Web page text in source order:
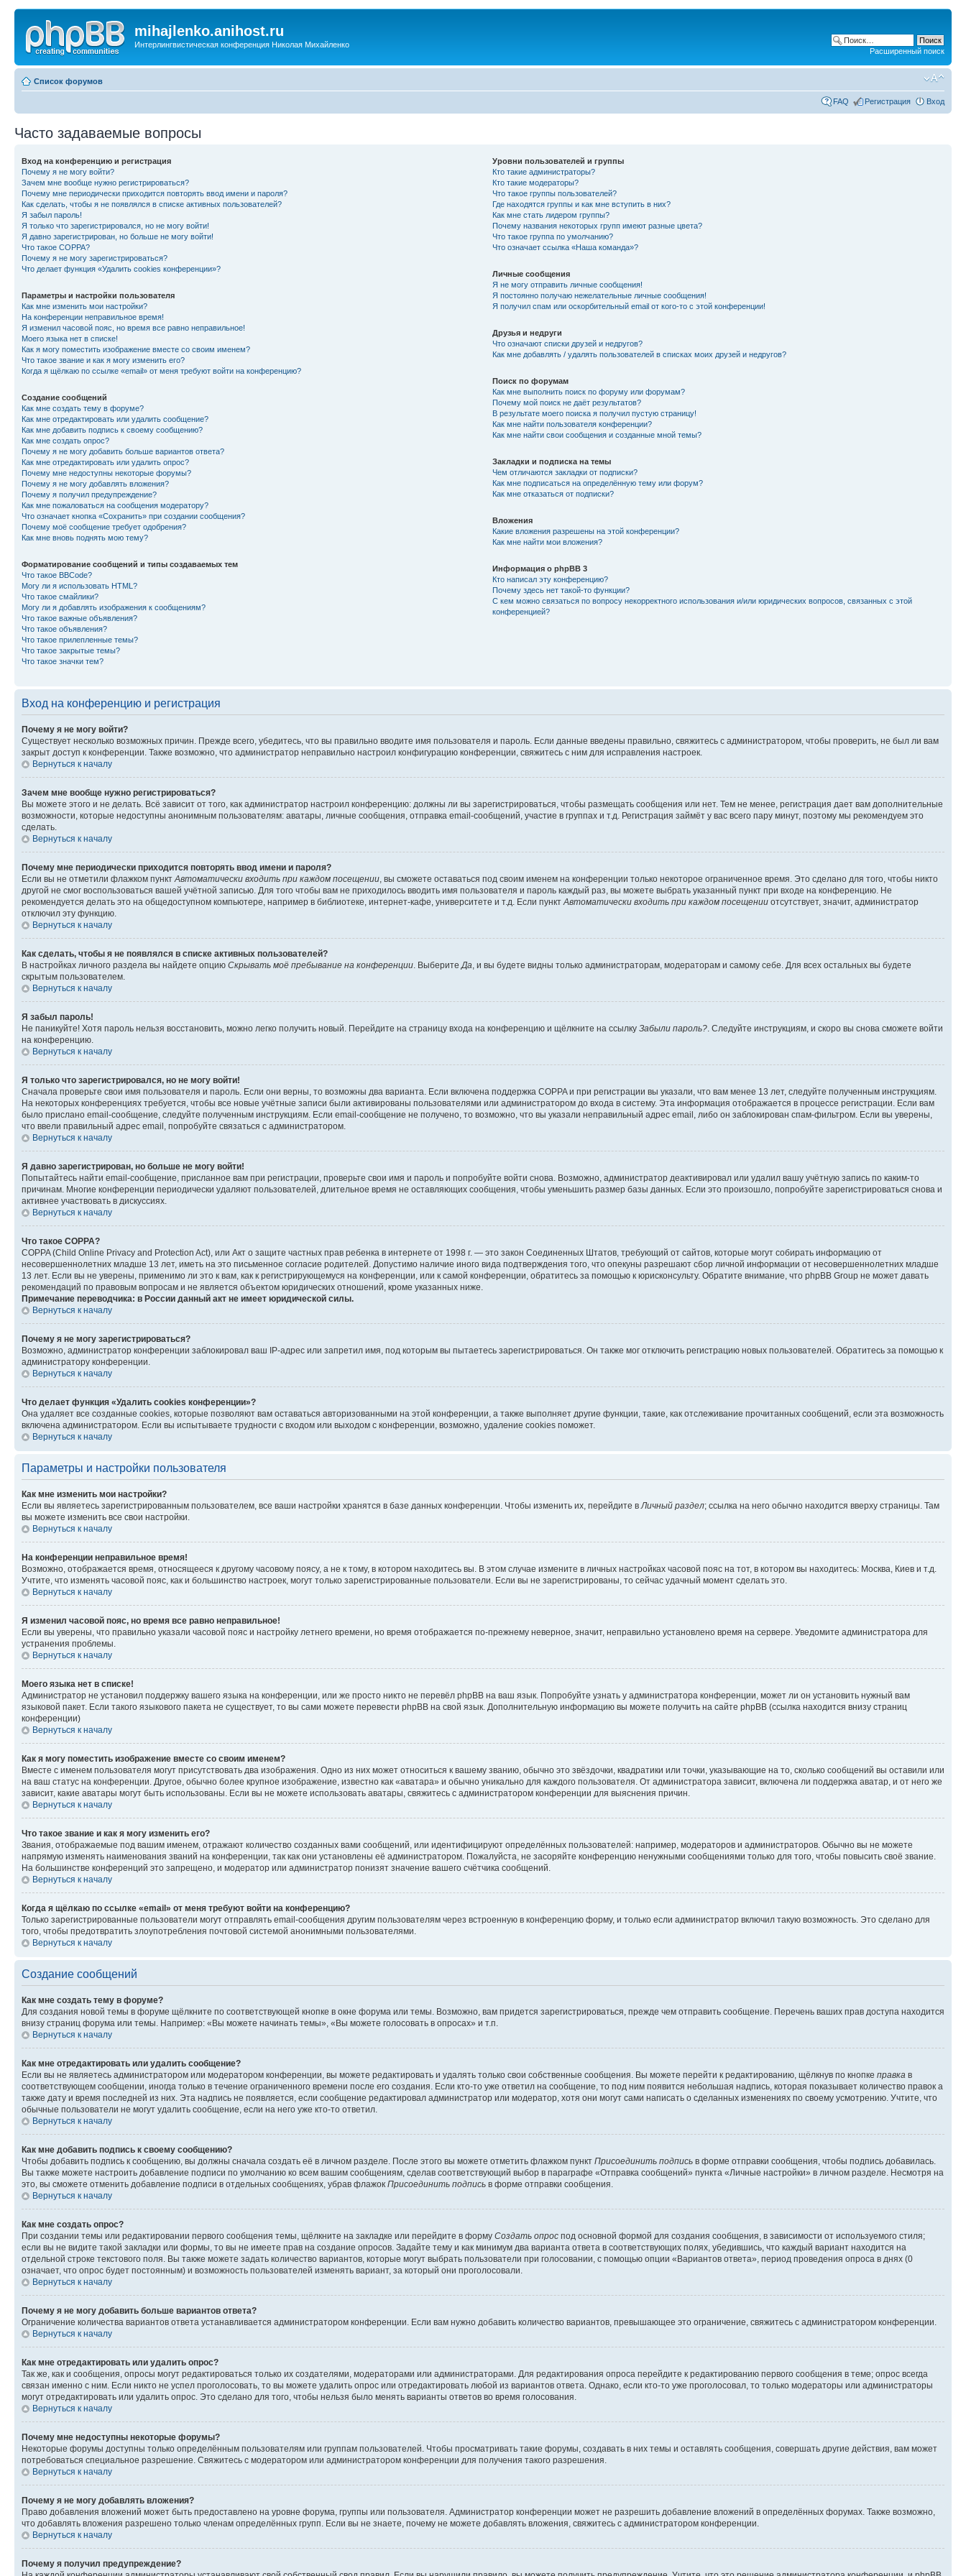
mihajlenko.anihost.ru
Интерлингвистическая конференция Николая Михайленко
Расширенный поиск
Список форумов
FAQ Регистрация Вход
Часто задаваемые вопросы
Вход на конференцию и регистрация
Почему я не могу войти?
Зачем мне вообще нужно регистрироваться?
Почему мне периодически приходится повторять ввод имени и пароля?
Как сделать, чтобы я не появлялся в списке активных пользователей?
Я забыл пароль!
Я только что зарегистрировался, но не могу войти!
Я давно зарегистрирован, но больше не могу войти!
Что такое COPPA?
Почему я не могу зарегистрироваться?
Что делает функция «Удалить cookies конференции»?
Параметры и настройки пользователя
Как мне изменить мои настройки?
На конференции неправильное время!
Я изменил часовой пояс, но время все равно неправильное!
Моего языка нет в списке!
Как я могу поместить изображение вместе со своим именем?
Что такое звание и как я могу изменить его?
Когда я щёлкаю по ссылке «email» от меня требуют войти на конференцию?
Создание сообщений
Как мне создать тему в форуме?
Как мне отредактировать или удалить сообщение?
Как мне добавить подпись к своему сообщению?
Как мне создать опрос?
Почему я не могу добавить больше вариантов ответа?
Как мне отредактировать или удалить опрос?
Почему мне недоступны некоторые форумы?
Почему я не могу добавлять вложения?
Почему я получил предупреждение?
Как мне пожаловаться на сообщения модератору?
Что означает кнопка «Сохранить» при создании сообщения?
Почему моё сообщение требует одобрения?
Как мне вновь поднять мою тему?
Форматирование сообщений и типы создаваемых тем
Что такое BBCode?
Могу ли я использовать HTML?
Что такое смайлики?
Могу ли я добавлять изображения к сообщениям?
Что такое важные объявления?
Что такое объявления?
Что такое прилепленные темы?
Что такое закрытые темы?
Что такое значки тем?
Уровни пользователей и группы
Кто такие администраторы?
Кто такие модераторы?
Что такое группы пользователей?
Где находятся группы и как мне вступить в них?
Как мне стать лидером группы?
Почему названия некоторых групп имеют разные цвета?
Что такое группа по умолчанию?
Что означает ссылка «Наша команда»?
Личные сообщения
Я не могу отправить личные сообщения!
Я постоянно получаю нежелательные личные сообщения!
Я получил спам или оскорбительный email от кого-то с этой конференции!
Друзья и недруги
Что означают списки друзей и недругов?
Как мне добавлять / удалять пользователей в списках моих друзей и недругов?
Поиск по форумам
Как мне выполнить поиск по форуму или форумам?
Почему мой поиск не даёт результатов?
В результате моего поиска я получил пустую страницу!
Как мне найти пользователя конференции?
Как мне найти свои сообщения и созданные мной темы?
Закладки и подписка на темы
Чем отличаются закладки от подписки?
Как мне подписаться на определённую тему или форум?
Как мне отказаться от подписки?
Вложения
Какие вложения разрешены на этой конференции?
Как мне найти мои вложения?
Информация о phpBB 3
Кто написал эту конференцию?
Почему здесь нет такой-то функции?
С кем можно связаться по вопросу некорректного использования и/или юридических вопросов, связанных с этой
конференцией?
Вход на конференцию и регистрация
Почему я не могу войти?
Существует несколько возможных причин. Прежде всего, убедитесь, что вы правильно вводите имя пользователя и пароль. Если данные введены правильно, свяжитесь с администратором, чтобы проверить, не был ли вам
закрыт доступ к конференции. Также возможно, что администратор неправильно настроил конфигурацию конференции, свяжитесь с ним для исправления настроек.
Вернуться к началу
Зачем мне вообще нужно регистрироваться?
Вы можете этого и не делать. Всё зависит от того, как администратор настроил конференцию: должны ли вы зарегистрироваться, чтобы размещать сообщения или нет. Тем не менее, регистрация дает вам дополнительные
возможности, которые недоступны анонимным пользователям: аватары, личные сообщения, отправка email-сообщений, участие в группах и т.д. Регистрация займёт у вас всего пару минут, поэтому мы рекомендуем это
сделать.
Вернуться к началу
Почему мне периодически приходится повторять ввод имени и пароля?
Если вы не отметили флажком пункт Автоматически входить при каждом посещении , вы сможете оставаться под своим именем на конференции только некоторое ограниченное время. Это сделано для того, чтобы никто
другой не смог воспользоваться вашей учётной записью. Для того чтобы вам не приходилось вводить имя пользователя и пароль каждый раз, вы можете выбрать указанный пункт при входе на конференцию. Не
рекомендуется делать это на общедоступном компьютере, например в библиотеке, интернет-кафе, университете и т.д. Если пункт Автоматически входить при каждом посещении отсутствует, значит, администратор
отключил эту функцию.
Вернуться к началу
Как сделать, чтобы я не появлялся в списке активных пользователей?
В настройках личного раздела вы найдете опцию Скрывать моё пребывание на конференции . Выберите Да , и вы будете видны только администраторам, модераторам и самому себе. Для всех остальных вы будете
скрытым пользователем.
Вернуться к началу
Я забыл пароль!
Не паникуйте! Хотя пароль нельзя восстановить, можно легко получить новый. Перейдите на страницу входа на конференцию и щёлкните на ссылку Забыли пароль? . Следуйте инструкциям, и скоро вы снова сможете войти
на конференцию.
Вернуться к началу
Я только что зарегистрировался, но не могу войти!
Сначала проверьте свои имя пользователя и пароль. Если они верны, то возможны два варианта. Если включена поддержка COPPA и при регистрации вы указали, что вам менее 13 лет, следуйте полученным инструкциям.
На некоторых конференциях требуется, чтобы все новые учётные записи были активированы пользователями или администратором до входа в систему. Эта информация отображается в процессе регистрации. Если вам
было прислано email-сообщение, следуйте полученным инструкциям. Если email-сообщение не получено, то возможно, что вы указали неправильный адрес email, либо он заблокирован спам-фильтром. Если вы уверены,
что ввели правильный адрес email, попробуйте связаться с администратором.
Вернуться к началу
Я давно зарегистрирован, но больше не могу войти!
Попытайтесь найти email-сообщение, присланное вам при регистрации, проверьте свои имя и пароль и попробуйте войти снова. Возможно, администратор деактивировал или удалил вашу учётную запись по каким-то
причинам. Многие конференции периодически удаляют пользователей, длительное время не оставляющих сообщения, чтобы уменьшить размер базы данных. Если это произошло, попробуйте зарегистрироваться снова и
активнее участвовать в дискуссиях.
Вернуться к началу
Что такое COPPA?
COPPA (Child Online Privacy and Protection Act), или Акт о защите частных прав ребенка в интернете от 1998 г. — это закон Соединенных Штатов, требующий от сайтов, которые могут собирать информацию от
несовершеннолетних младше 13 лет, иметь на это письменное согласие родителей. Допустимо наличие иного вида подтверждения того, что опекуны разрешают сбор личной информации от несовершеннолетних младше
13 лет. Если вы не уверены, применимо ли это к вам, как к регистрирующемуся на конференции, или к самой конференции, обратитесь за помощью к юрисконсульту. Обратите внимание, что phpBB Group не может давать
рекомендаций по правовым вопросам и не является объектом юридических отношений, кроме указанных ниже.
Примечание переводчика: в России данный акт не имеет юридической силы.
Вернуться к началу
Почему я не могу зарегистрироваться?
Возможно, администратор конференции заблокировал ваш IP-адрес или запретил имя, под которым вы пытаетесь зарегистрироваться. Он также мог отключить регистрацию новых пользователей. Обратитесь за помощью к
администратору конференции.
Вернуться к началу
Что делает функция «Удалить cookies конференции»?
Она удаляет все созданные cookies, которые позволяют вам оставаться авторизованными на этой конференции, а также выполняет другие функции, такие, как отслеживание прочитанных сообщений, если эта возможность
включена администратором. Если вы испытываете трудности с входом или выходом с конференции, возможно, удаление cookies поможет.
Вернуться к началу
Параметры и настройки пользователя
Как мне изменить мои настройки?
Если вы являетесь зарегистрированным пользователем, все ваши настройки хранятся в базе данных конференции. Чтобы изменить их, перейдите в Личный раздел; ссылка на него обычно находится вверху страницы. Там
вы можете изменить все свои настройки.
Вернуться к началу
На конференции неправильное время!
Возможно, отображается время, относящееся к другому часовому поясу, а не к тому, в котором находитесь вы. В этом случае измените в личных настройках часовой пояс на тот, в котором вы находитесь: Москва, Киев и т.д.
Учтите, что изменять часовой пояс, как и большинство настроек, могут только зарегистрированные пользователи. Если вы не зарегистрированы, то сейчас удачный момент сделать это.
Вернуться к началу
Я изменил часовой пояс, но время все равно неправильное!
Если вы уверены, что правильно указали часовой пояс и настройку летнего времени, но время отображается по-прежнему неверное, значит, неправильно установлено время на сервере. Уведомите администратора для
устранения проблемы.
Вернуться к началу
Моего языка нет в списке!
Администратор не установил поддержку вашего языка на конференции, или же просто никто не перевёл phpBB на ваш язык. Попробуйте узнать у администратора конференции, может ли он установить нужный вам
языковой пакет. Если такого языкового пакета не существует, то вы сами можете перевести phpBB на свой язык. Дополнительную информацию вы можете получить на сайте phpBB (ссылка находится внизу страниц
конференции)
Вернуться к началу
Как я могу поместить изображение вместе со своим именем?
Вместе с именем пользователя могут присутствовать два изображения. Одно из них может относиться к вашему званию, обычно это звёздочки, квадратики или точки, указывающие на то, сколько сообщений вы оставили или
на ваш статус на конференции. Другое, обычно более крупное изображение, известно как «аватара» и обычно уникально для каждого пользователя. От администратора зависит, включена ли поддержка аватар, и от него же
зависит, какие аватары могут быть использованы. Если вы не можете использовать аватары, свяжитесь с администратором конференции для выяснения причин.
Вернуться к началу
Что такое звание и как я могу изменить его?
Звания, отображаемые под вашим именем, отражают количество созданных вами сообщений, или идентифицируют определённых пользователей: например, модераторов и администраторов. Обычно вы не можете
напрямую изменять наименования званий на конференции, так как они установлены её администратором. Пожалуйста, не засоряйте конференцию ненужными сообщениями только для того, чтобы повысить своё звание.
На большинстве конференций это запрещено, и модератор или администратор понизят значение вашего счётчика сообщений.
Вернуться к началу
Когда я щёлкаю по ссылке «email» от меня требуют войти на конференцию?
Только зарегистрированные пользователи могут отправлять email-сообщения другим пользователям через встроенную в конференцию форму, и только если администратор включил такую возможность. Это сделано для
того, чтобы предотвратить злоупотребления почтовой системой анонимными пользователями.
Вернуться к началу
Создание сообщений
Как мне создать тему в форуме?
Для создания новой темы в форуме щёлкните по соответствующей кнопке в окне форума или темы. Возможно, вам придется зарегистрироваться, прежде чем отправить сообщение. Перечень ваших прав доступа находится
внизу страниц форума или темы. Например: «Вы можете начинать темы», «Вы можете голосовать в опросах» и т.п.
Вернуться к началу
Как мне отредактировать или удалить сообщение?
Если вы не являетесь администратором или модератором конференции, вы можете редактировать и удалять только свои собственные сообщения. Вы можете перейти к редактированию, щёлкнув по кнопке правка в
соответствующем сообщении, иногда только в течение ограниченного времени после его создания. Если кто-то уже ответил на сообщение, то под ним появится небольшая надпись, которая показывает количество правок а
также дату и время последней из них. Эта надпись не появляется, если сообщение редактировал администратор или модератор, хотя они могут сами написать о сделанных изменениях по своему усмотрению. Учтите, что
обычные пользователи не могут удалить сообщение, если на него уже кто-то ответил.
Вернуться к началу
Как мне добавить подпись к своему сообщению?
Чтобы добавить подпись к сообщению, вы должны сначала создать её в личном разделе. После этого вы можете отметить флажком пункт Присоединить подпись в форме отправки сообщения, чтобы подпись добавилась.
Вы также можете настроить добавление подписи по умолчанию ко всем вашим сообщениям, сделав соответствующий выбор в параграфе «Отправка сообщений» пункта «Личные настройки» в личном разделе. Несмотря на
это, вы сможете отменить добавление подписи в отдельных сообщениях, убрав флажок Присоединить подпись в форме отправки сообщения.
Вернуться к началу
Как мне создать опрос?
При создании темы или редактировании первого сообщения темы, щёлкните на закладке или перейдите в форму Создать опрос под основной формой для создания сообщения, в зависимости от используемого стиля;
если вы не видите такой закладки или формы, то вы не имеете прав на создание опросов. Задайте тему и как минимум два варианта ответа в соответствующих полях, убедившись, что каждый вариант находится на
отдельной строке текстового поля. Вы также можете задать количество вариантов, которые могут выбрать пользователи при голосовании, с помощью опции «Вариантов ответа», период проведения опроса в днях (0
означает, что опрос будет постоянным) и возможность пользователей изменять вариант, за который они проголосовали.
Вернуться к началу
Почему я не могу добавить больше вариантов ответа?
Ограничение количества вариантов ответа устанавливается администратором конференции. Если вам нужно добавить количество вариантов, превышающее это ограничение, свяжитесь с администратором конференции.
Вернуться к началу
Как мне отредактировать или удалить опрос?
Так же, как и сообщения, опросы могут редактироваться только их создателями, модераторами или администраторами. Для редактирования опроса перейдите к редактированию первого сообщения в теме; опрос всегда
связан именно с ним. Если никто не успел проголосовать, то вы можете удалить опрос или отредактировать любой из вариантов ответа. Однако, если кто-то уже проголосовал, то только модераторы или администраторы
могут отредактировать или удалить опрос. Это сделано для того, чтобы нельзя было менять варианты ответов во время голосования.
Вернуться к началу
Почему мне недоступны некоторые форумы?
Некоторые форумы доступны только определённым пользователям или группам пользователей. Чтобы просматривать такие форумы, создавать в них темы и оставлять сообщения, совершать другие действия, вам может
потребоваться специальное разрешение. Свяжитесь с модератором или администратором конференции для получения такого разрешения.
Вернуться к началу
Почему я не могу добавлять вложения?
Право добавления вложений может быть предоставлено на уровне форума, группы или пользователя. Администратор конференции может не разрешить добавление вложений в определённых форумах. Также возможно,
что добавлять вложения разрешено только членам определённых групп. Если вы не знаете, почему не можете добавлять вложения, свяжитесь с администратором конференции.
Вернуться к началу
Почему я получил предупреждение?